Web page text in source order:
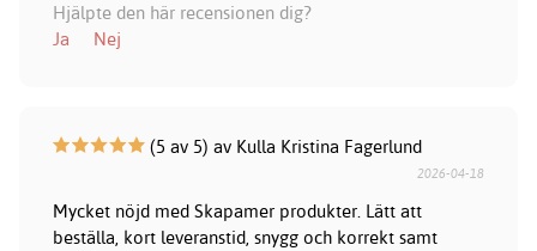
Hjälpte den här recensionen dig?
Ja
Nej
(5 av 5) av Kulla Kristina Fagerlund
2026-04-18
Mycket nöjd med Skapamer produkter. Lätt att
beställa, kort leveranstid, snygg och korrekt samt